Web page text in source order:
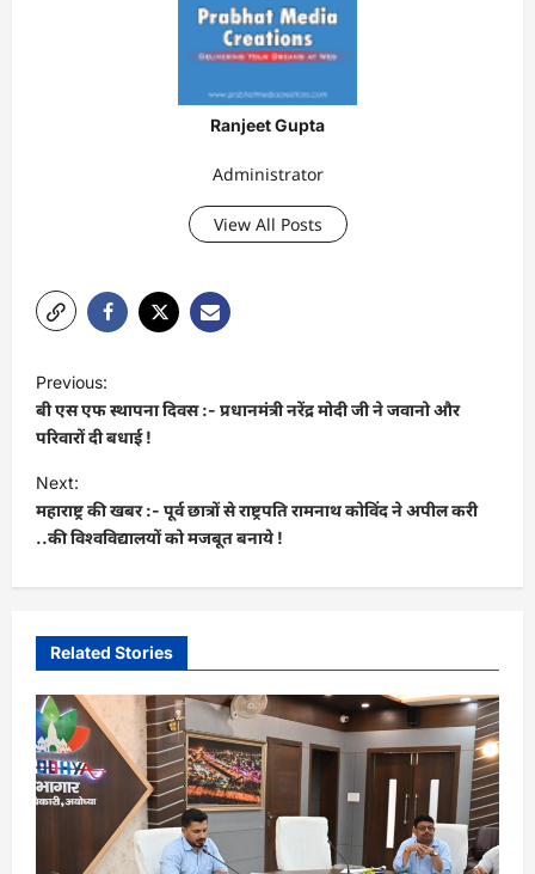
Ranjeet Gupta
Administrator
View All Posts
o
s
t
n
a
v
g
a
t
i
o
Previous:
बी एस एफ स्थापना दिवस :- प्रधानमंत्री नरेंद्र मोदी जी ने जवानो और
परिवारों दी बधाई !
Next:
महाराष्ट्र की खबर :- पूर्व छात्रों से राष्ट्रपति रामनाथ कोविंद ने अपील करी
..की विश्वविद्यालयों को मजबूत बनाये !
Related Stories